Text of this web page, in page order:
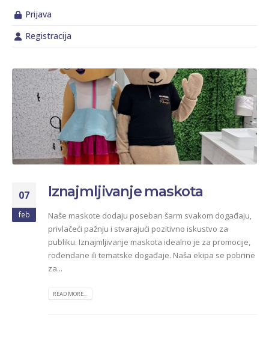
Prijava
Registracija
07
feb
Iznajmljivanje maskota
Naše maskote dodaju poseban šarm svakom događaju,
privlačeći pažnju i stvarajući pozitivno iskustvo za
publiku. Iznajmljivanje maskota idealno je za promocije,
rođendane ili tematske događaje. Naša ekipa se pobrine
za...
READ MORE...